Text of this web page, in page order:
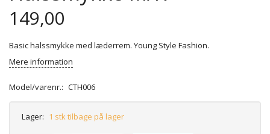
149,00
Basic halssmykke med læderrem. Young Style Fashion.
Mere information
Model/varenr.: CTH006
Lager: 1 stk tilbage på lager